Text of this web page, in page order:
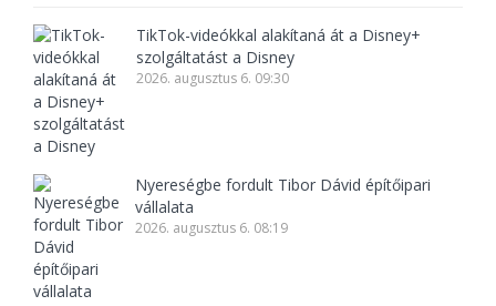
TikTok-videókkal alakítaná át a Disney+
szolgáltatást a Disney
2026. augusztus 6. 09:30
Nyereségbe fordult Tibor Dávid építőipari
vállalata
2026. augusztus 6. 08:19